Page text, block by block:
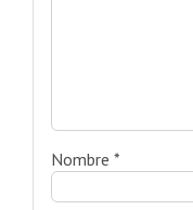
Nombre *